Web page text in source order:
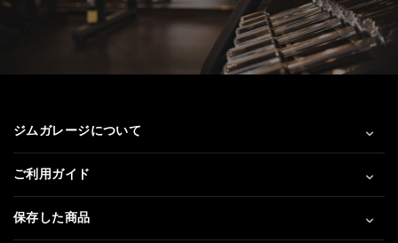
ジムガレージについて
ご利用ガイド
保存した商品